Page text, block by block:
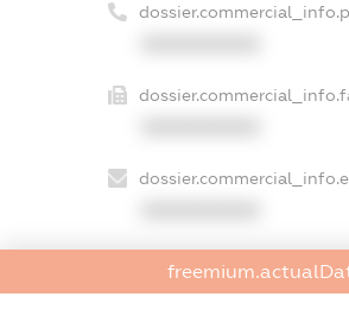
XXXXXXXXXX